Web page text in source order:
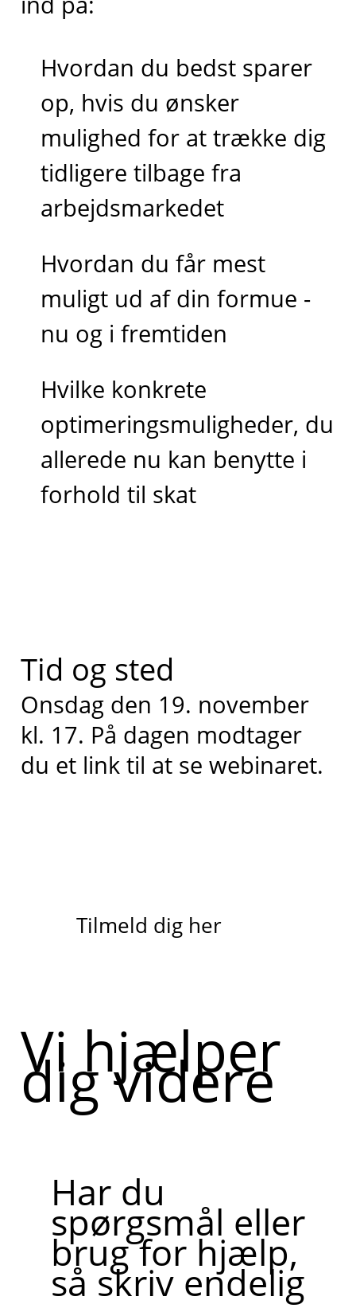
Hvordan du bedst sparer
op, hvis du ønsker
mulighed for at trække dig
tidligere tilbage fra
arbejdsmarkedet
Hvordan du får mest
muligt ud af din formue -
nu og i fremtiden
Hvilke konkrete
optimeringsmuligheder, du
allerede nu kan benytte i
forhold til skat
Tid og sted
Onsdag den 19. november
kl. 17. På dagen modtager
du et link til at se webinaret.
Tilmeld dig her
Vi hjælper
dig videre
Har du
spørgsmål eller
brug for hjælp,
så skriv endelig